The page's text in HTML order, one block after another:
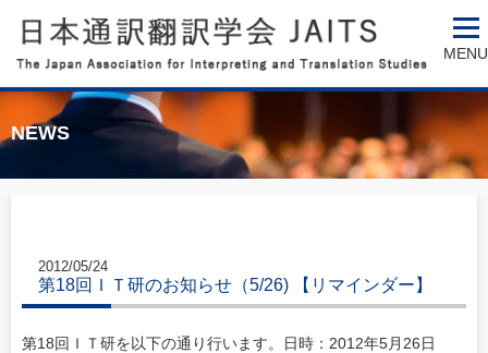
MENU
NEWS
2012/05/24
第18回ＩＴ研のお知らせ（5/26) 【リマインダー】
第18回ＩＴ研を以下の通り行います。日時：2012年5月26日